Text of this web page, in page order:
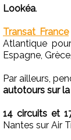
Lookéa.
Transat France
Atlantique
Espagne,
Par ailleurs,
autotours sur
14 circuits et
Nantes sur Air